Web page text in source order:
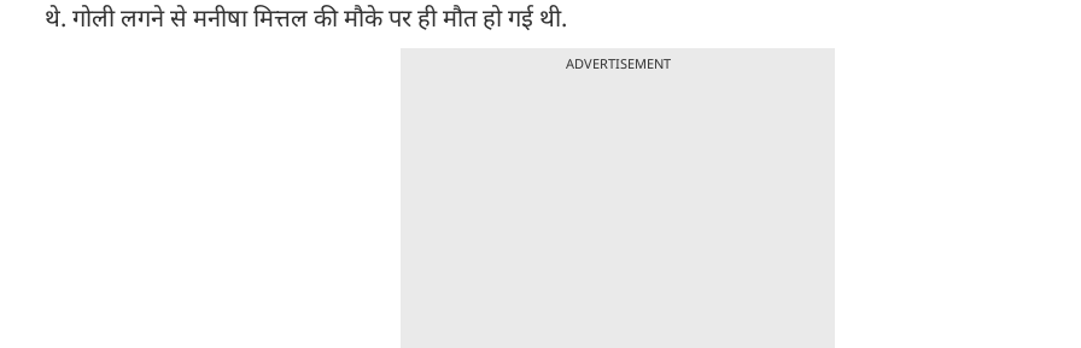
थे. गोली लगने से मनीषा मित्तल की मौके पर ही मौत हो गई थी.
ADVERTISEMENT